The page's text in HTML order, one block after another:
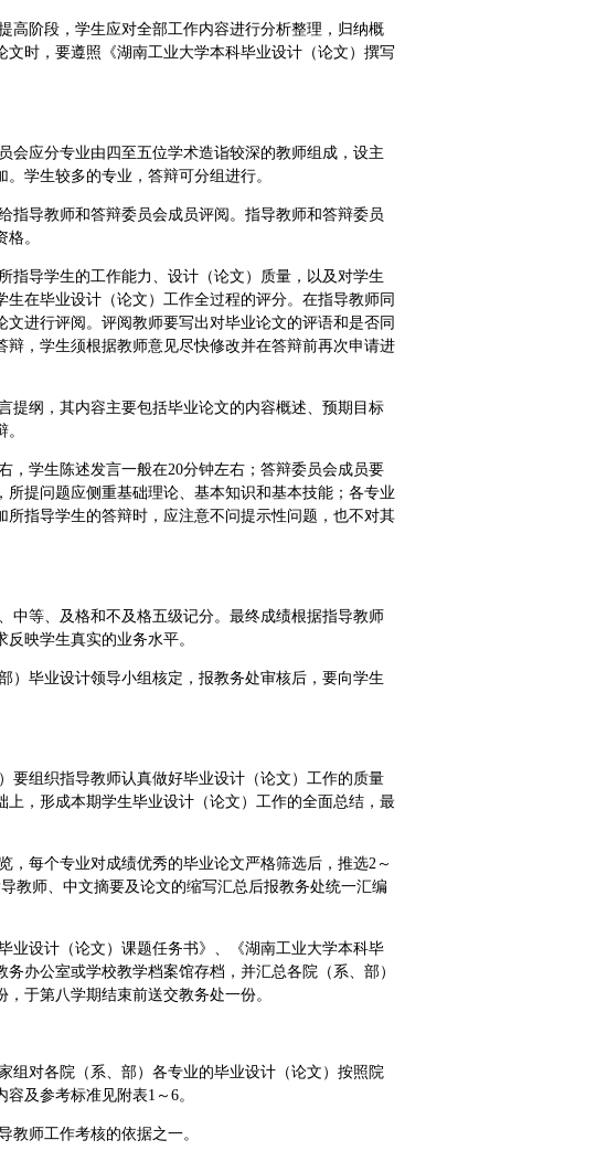
高阶段，学生应对全部工作内容进行分析整理，归纳概
时，要遵照《湖南工业大学本科毕业设计（论文）撰写
会应分专业由四至五位学术造诣较深的教师组成，设主
学生较多的专业，答辩可分组进行。
指导教师和答辩委员会成员评阅。指导教师和答辩委员
。
指导学生的工作能力、设计（论文）质量，以及对学生
在毕业设计（论文）工作全过程的评分。在指导教师同
进行评阅。评阅教师要写出对毕业论文的评语和是否同
，学生须根据教师意见尽快修改并在答辩前再次申请进
提纲，其内容主要包括毕业论文的内容概述、预期目标
，学生陈述发言一般在20分钟左右；答辩委员会成员要
提问题应侧重基础理论、基本知识和基本技能；各专业
指导学生的答辩时，应注意不问提示性问题，也不对其
中等、及格和不及格五级记分。最终成绩根据指导教师
映学生真实的业务水平。
）毕业设计领导小组核定，报教务处审核后，要向学生
要组织指导教师认真做好毕业设计（论文）工作的质量
，形成本期学生毕业设计（论文）工作的全面总结，最
每个专业对成绩优秀的毕业论文严格筛选后，推选2～
教师、中文摘要及论文的缩写汇总后报教务处统一汇编
业设计（论文）课题任务书》、《湖南工业大学本科毕
办公室或学校教学档案馆存档，并汇总各院（系、部）
于第八学期结束前送交教务处一份。
组对各院（系、部）各专业的毕业设计（论文）按照院
及参考标准见附表1～6。
教师工作考核的依据之一。